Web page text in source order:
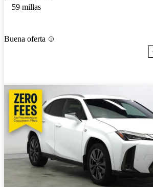
59 millas
Buena oferta